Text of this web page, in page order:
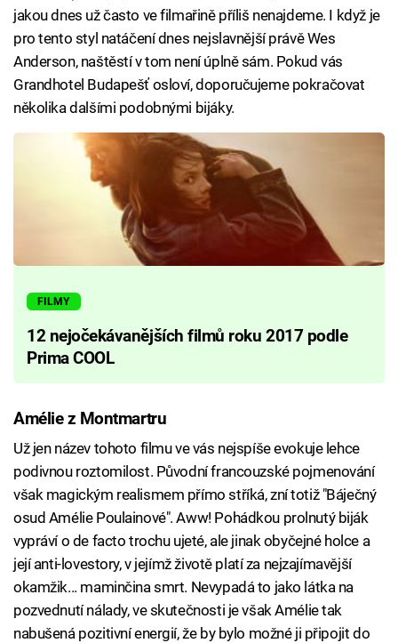
jakou dnes už často ve filmařině příliš nenajdeme. I když je
pro tento styl natáčení dnes nejslavnější právě Wes
Anderson, naštěstí v tom není úplně sám. Pokud vás
Grandhotel Budapešť osloví, doporučujeme pokračovat
několika dalšími podobnými bijáky.
FILMY
12 nejočekávanějších filmů roku 2017 podle
Prima COOL
Amélie z Montmartru
Už jen název tohoto filmu ve vás nejspíše evokuje lehce
podivnou roztomilost. Původní francouzské pojmenování
však magickým realismem přímo stříká, zní totiž "Báječný
osud Amélie Poulainové". Aww! Pohádkou prolnutý biják
vypráví o de facto trochu ujeté, ale jinak obyčejné holce a
její anti-lovestory, v jejímž životě platí za nejzajímavější
okamžik... maminčina smrt. Nevypadá to jako látka na
pozvednutí nálady, ve skutečnosti je však Amélie tak
nabušená pozitivní energií, že by bylo možné ji připojit do